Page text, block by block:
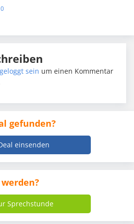
0
sein um einen Kommentar
gefunden?
einsenden
Sprechstunde